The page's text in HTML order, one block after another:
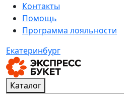
Контакты
Помощь
Программа лояльности
Екатеринбург
Каталог